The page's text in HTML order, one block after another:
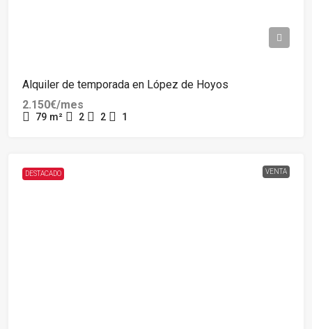
Alquiler de temporada en López de Hoyos
2.150€/mes
79 m² 2 2 1
DESTACADO VENTA